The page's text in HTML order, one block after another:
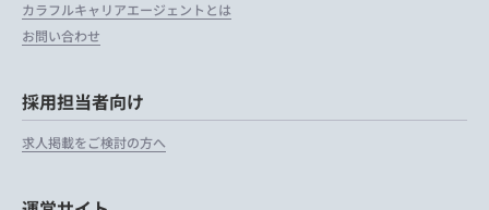
カラフルキャリアエージェントとは
お問い合わせ
採用担当者向け
求人掲載をご検討の方へ